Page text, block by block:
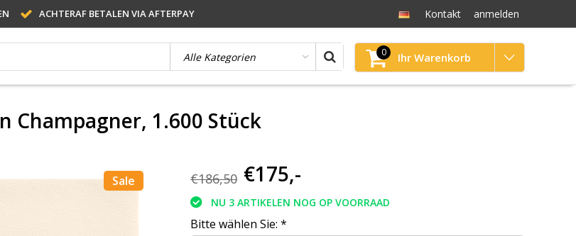
ACHTERAF BETALEN VIA AFTERPAY Kontakt anmelden
0 Ihr Warenkorb
Champagner, 1.600 Stück
Sale €186,50 €175,-
NU 3 ARTIKELEN NOG OP VOORRAAD
Bitte wählen Sie: *